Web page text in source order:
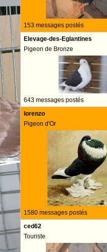
153 messages postés
Elevage-des-Eglantines
Pigeon de Bronze
643 messages postés
lorenzo
Pigeon d'Or
1580 messages postés
ced62
Touriste